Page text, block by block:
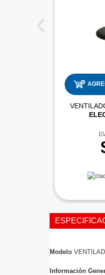
Modelo
Información